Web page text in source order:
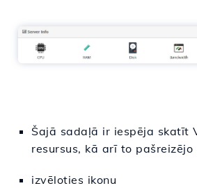
Šajā sadaļā ir iespēja skatīt
resursus, kā arī to
izvēloties ikonu